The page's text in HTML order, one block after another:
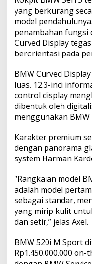
yang berkurang
model
penambahan fungsi
Curved Display
berorientasi pada
BMW Curved
luas, 12.3-inci
control display
dibentuk oleh
menggunakan BMW
Karakter premium
dengan panorama
system Harman
“Rangkaian model
adalah model
sebagai standar,
yang mirip kulit
dan setir,” jelas Axel.
BMW 520i M Sport
Rp1.450.000.000